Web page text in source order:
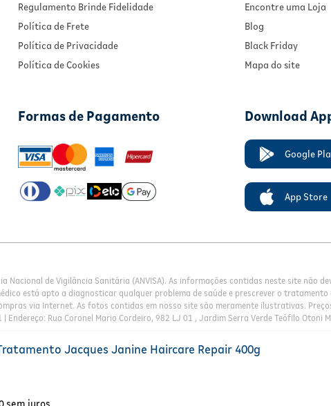
Jacques Janine Haircare Repair 400g
sem juros
Regulamento Brinde Fidelidade
Política de Frete
Política de Privacidade
Política de Cookies
Encontre uma Loja
Blog
Black Friday
Mapa do site
Formas de Pagamento Download
Google
App Store
Nacional de Vigilância Sanitária (ANVISA). As informações contidas neste site não
está apto a diagnosticar qualquer problema de saúde e prescrever o
via Internet. As fotos contidas em nosso site são meramente ilustrativas.
Rua Coronel Mario Cordeiro, 982 LJ 01 , Jardim Serra Verde Teófilo Otoni